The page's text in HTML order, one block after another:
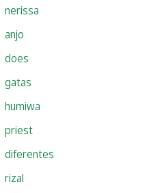
nerissa
anjo
does
gatas
humiwa
priest
diferentes
rizal